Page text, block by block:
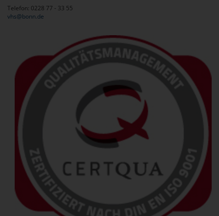
Telefon: 0228 77 - 33 55
vhs@bonn.de